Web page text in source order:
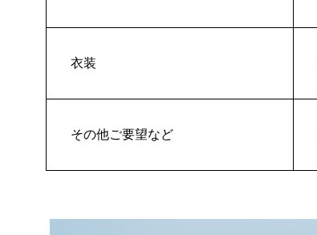
衣装
その他ご要望など